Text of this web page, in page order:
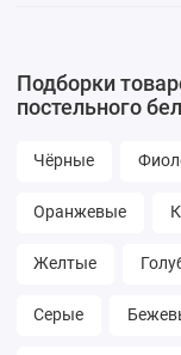
Подборки
постельного
Чёрные
Оранжевые
Желтые
Серые